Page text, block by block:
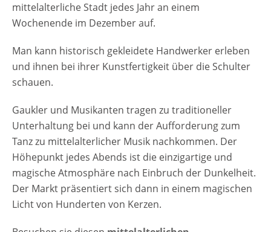
mittelalterliche Stadt jedes Jahr an einem
Wochenende im Dezember auf.
Man kann historisch gekleidete Handwerker erleben
und ihnen bei ihrer Kunstfertigkeit über die Schulter
schauen.
Gaukler und Musikanten tragen zu traditioneller
Unterhaltung bei und kann der Aufforderung zum
Tanz zu mittelalterlicher Musik nachkommen. Der
Höhepunkt jedes Abends ist die einzigartige und
magische Atmosphäre nach Einbruch der Dunkelheit.
Der Markt präsentiert sich dann in einem magischen
Licht von Hunderten von Kerzen.